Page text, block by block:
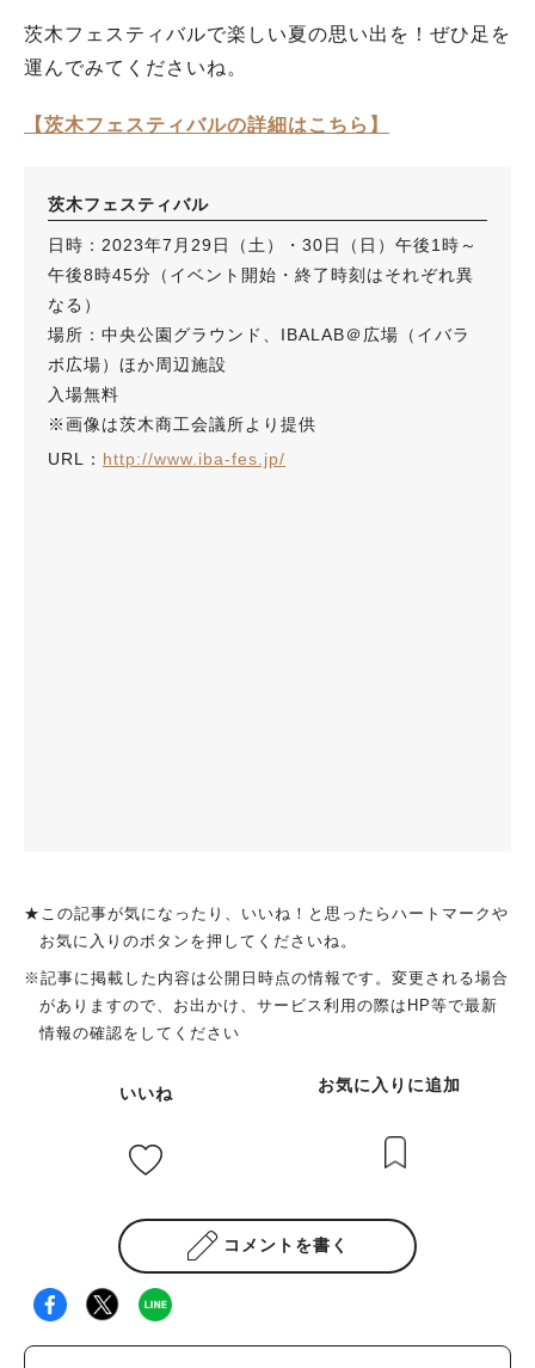
茨木フェスティバルで楽しい夏の思い出を！ぜひ足を
運んでみてくださいね。
【茨木フェスティバルの詳細はこちら】
茨木フェスティバル
日時：2023年7月29日（土）・30日（日）午後1時～
午後8時45分（イベント開始・終了時刻はそれぞれ異
なる）
場所：中央公園グラウンド、IBALAB＠広場（イバラ
ボ広場）ほか周辺施設
入場無料
※画像は茨木商工会議所より提供
URL： http://www.iba-fes.jp/
★この記事が気になったり、いいね！と思ったらハートマークや
お気に入りのボタンを押してくださいね。
※記事に掲載した内容は公開日時点の情報です。変更される場合
がありますので、お出かけ、サービス利用の際はHP等で最新
情報の確認をしてください
いいね お気に入りに追加
コメントを書く